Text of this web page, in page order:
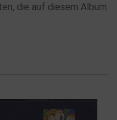
die auf diesem Album